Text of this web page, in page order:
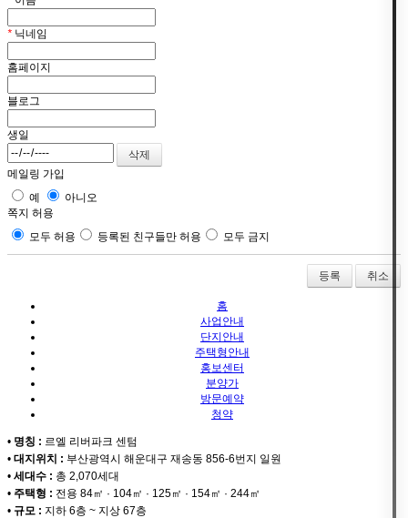
* 닉네임
홈페이지
블로그
생일
메일링 가입
예
아니오
쪽지 허용
모두 허용
등록된 친구들만 허용 모두 금지
취소
홈
사업안내
단지안내
주택형안내
홍보센터
분양가
방문예약
청약
• 명칭 : 르엘 리버파크 센텀
• 대지위치 : 부산광역시 해운대구 재송동 856-6번지 일원
• 세대수 : 총 2,070세대
• 주택형 : 전용 84㎡ · 104㎡ · 125㎡ · 154㎡ · 244㎡
• 규모 : 지하 6층 ~ 지상 67층